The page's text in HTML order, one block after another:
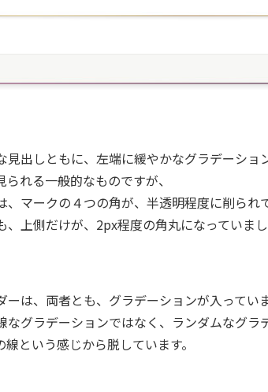
見出しともに、左端に緩やかなグラデーショ
れる一般的なものですが、
マークの４つの角が、半透明程度に削られ
上側だけが、2px程度の角丸になっていまし
は、両者とも、グラデーションが入っていま
なグラデーションではなく、ランダムなグラ
という感じから脱しています。